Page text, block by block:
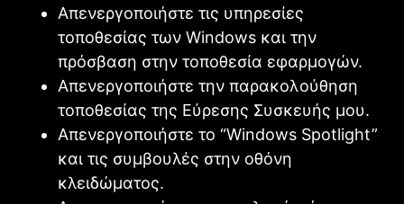
Απενεργοποιήστε τις υπηρεσίες
τοποθεσίας των Windows και την
πρόσβαση στην τοποθεσία εφαρμογών.
Απενεργοποιήστε την παρακολούθηση
τοποθεσίας της Εύρεσης Συσκευής μου.
Απενεργοποιήστε το “Windows Spotlight”
και τις συμβουλές στην οθόνη
κλειδώματος.